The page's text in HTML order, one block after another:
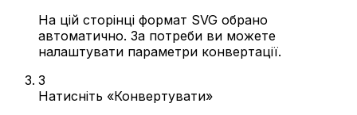
На цій сторінці формат SVG обрано
автоматично. За потреби ви можете
налаштувати параметри конвертації.
3
Натисніть «Конвертувати»